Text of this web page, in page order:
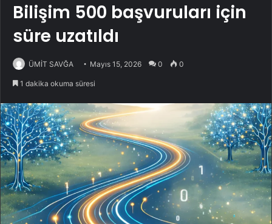
Bilişim 500 başvuruları için
süre uzatıldı
ÜMİT SAVĞA Mayıs 15, 2026 0 0
1 dakika okuma süresi